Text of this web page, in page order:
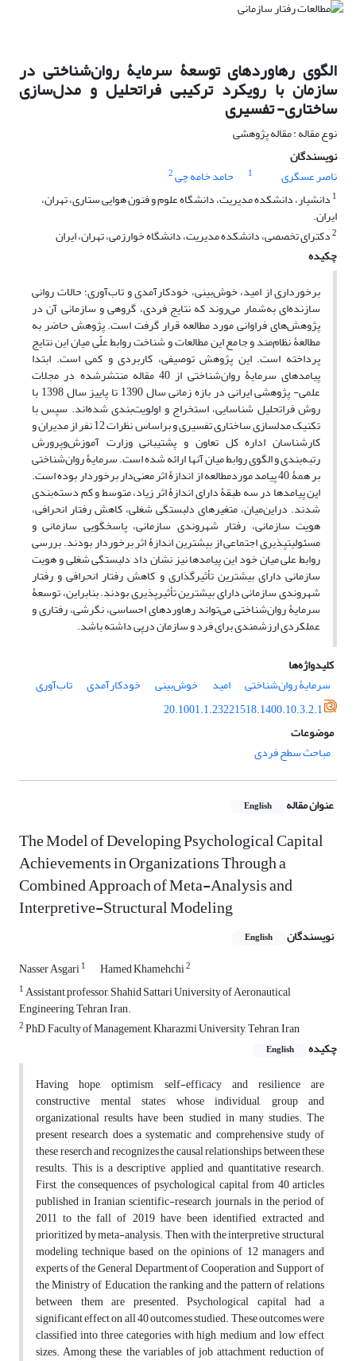
الگوی رهاوردهای توسعۀ سرمایۀ روان‌شناختی در
سازمان با رویکرد ترکیبی فراتحلیل و مدل‌سازی
ساختاری- تفسیری
نوع مقاله : مقاله پژوهشی
نویسندگان
ناصر عسگری
1 حامد خامه چی2
1 دانشیار، دانشکده مدیریت، دانشگاه علوم و فنون هوایی ستاری، تهران،
ایران.
2دکترای تخصصی، دانشکده مدیریت، دانشگاه خوارزمی، تهران، ایران
چکیده
برخورداری از امید، خوش‌بینی، خودکارآمدی و تاب‌آوری؛ حالات روانی
سازنده‌ای به‌شمار می‌روند که نتایج فردی، گروهی و سازمانی آن در
پژوهش‌های فراوانی مورد مطالعه قرار گرفت است. پژوهش حاضر به
مطالعۀ نظام‌مند و جامع این مطالعات و شناخت روابط علّی میان این نتایج
پرداخته است. این پژوهش توصیفی، کاربردی و کمی است. ابتدا
پیامدهای سرمایۀ روان‌شناختی از 40 مقاله منتشرشده در مجلات
علمی- پژوهشی ایرانی در بازه زمانی سال 1390 تا پاییز سال 1398 با
روش فراتحلیل شناسایی، استخراج و اولویت‌بندی شده‌اند. سپس با
تکنیک مدل­سازی ساختاری تفسیری و براساس نظرات 12 نفر از مدیران و
کارشناسان اداره کل تعاون و پشتیبانی وزارت آموزش‌وپرورش
رتبه‌بندی و الگوی روابط میان آنها ارائه شده است. سرمایۀ روان‌شناختی
بر همۀ 40 پیامد موردمطالعه از اندازۀ اثر معنی‌دار برخوردار بوده است.
این پیامدها در سه طبقۀ دارای اندازۀ اثر زیاد، متوسط و کم دسته‌بندی
شدند. دراین‌میان، متغیرهای دلبستگی شغلی، کاهش رفتار انحرافی،
هویت سازمانی، رفتار شهروندی سازمانی، پاسخگویی سازمانی و
مسئولیت­پذیری اجتماعی از بیشترین اندازۀ اثر برخوردار بودند. بررسی
روابط علی میان خود این پیامدها نیز نشان داد دلبستگی شغلی و هویت
سازمانی دارای بیشترین تأثیرگذاری و کاهش رفتار انحرافی و رفتار
شهروندی سازمانی دارای بیشترین تأثیرپذیری بودند. بنابراین، توسعۀ
سرمایۀ روان‌شناختی می‌تواند رهاوردهای احساسی، نگرشی، رفتاری و
عملکردی ارزشمندی برای فرد و سازمان درپی داشته باشد.
کلیدواژه‌ها
سرمایۀ روان‌شناختی
امید خوش‌بینی خودکارآمدی
تاب‌آوری
20.1001.1.23221518.1400.10.3.2.1
موضوعات
مباحث سطح فردی
عنوان مقاله English
The Model of Developing Psychological Capital
Achievements in Organizations Through a
Combined Approach of Meta-Analysis and
Interpretive-Structural Modeling
نویسندگان English
Nasser Asgari1 Hamed Khamehchi2
1Assistant professor, Shahid Sattari University of Aeronautical
Engineering, Tehran, Iran.
2PhD, Faculty of Management, Kharazmi University, Tehran, Iran
چکیده
English
Having hope, optimism, self-efficacy and resilience are
constructive mental states whose individual, group and
organizational results have been studied in many studies. The
present research does a systematic and comprehensive study of
these reserch and recognizes the causal relationships between these
results. This is a descriptive, applied and quantitative research.
First, the consequences of psychological capital from 40 articles
published in Iranian scientific-research journals in the period of
2011 to the fall of 2019 have been identified, extracted and
prioritized by meta-analysis. Then, with the interpretive structural
modeling technique based on the opinions of 12 managers and
experts of the General Department of Cooperation and Support of
the Ministry of Education, the ranking and the pattern of relations
between them are presented. Psychological capital had a
significant effect on all 40 outcomes studied. These outcomes were
classified into three categories with high, medium and low effect
sizes. Among these, the variables of job attachment, reduction of